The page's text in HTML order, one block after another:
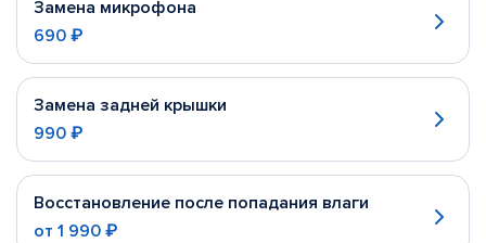
Замена микрофона
690 ₽
Замена задней крышки
990 ₽
Восстановление после попадания влаги
от 1 990 ₽